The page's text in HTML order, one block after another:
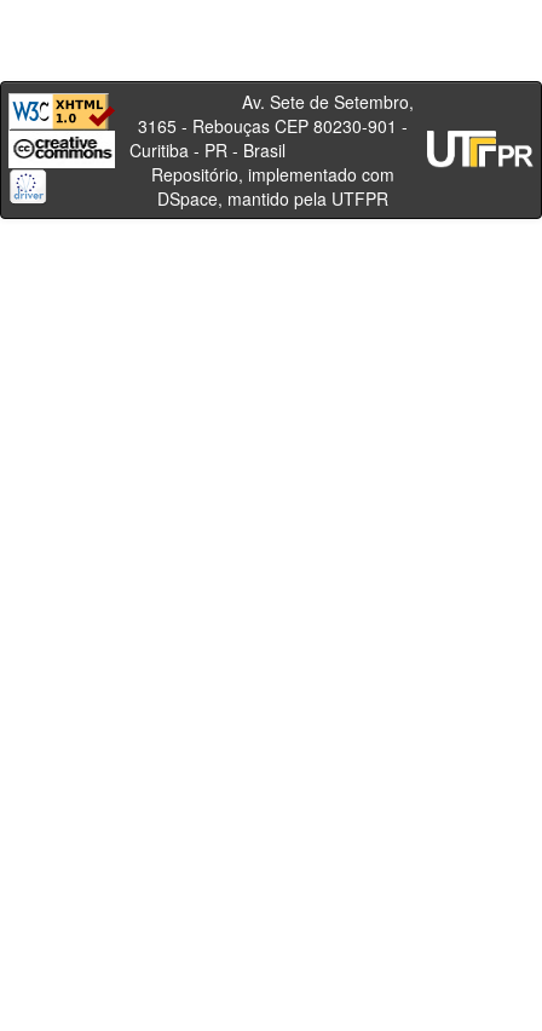
Av. Sete de Setembro,
3165 - Rebouças CEP 80230-901 -
Curitiba - PR - Brasil
Repositório, implementado com
DSpace, mantido pela UTFPR